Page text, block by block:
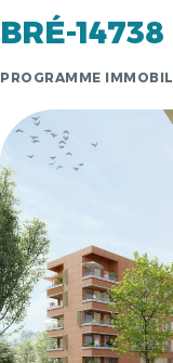
BRÉ-14738
PROGRAMME